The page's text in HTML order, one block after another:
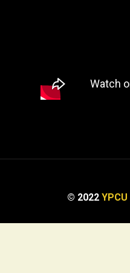
© 2022 YPCU